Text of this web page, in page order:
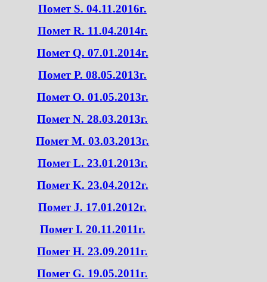
Помет S. 04.11.2016г.
Помет R. 11.04.2014г.
Помет Q. 07.01.2014г.
Помет P. 08.05.2013г.
Помет O. 01.05.2013г.
Помет N. 28.03.2013г.
Помет M. 03.03.2013г.
Помет L. 23.01.2013г.
Помет K. 23.04.2012г.
Помет J. 17.01.2012г.
Помет I. 20.11.2011г.
Помет H. 23.09.2011г.
Помет G. 19.05.2011г.